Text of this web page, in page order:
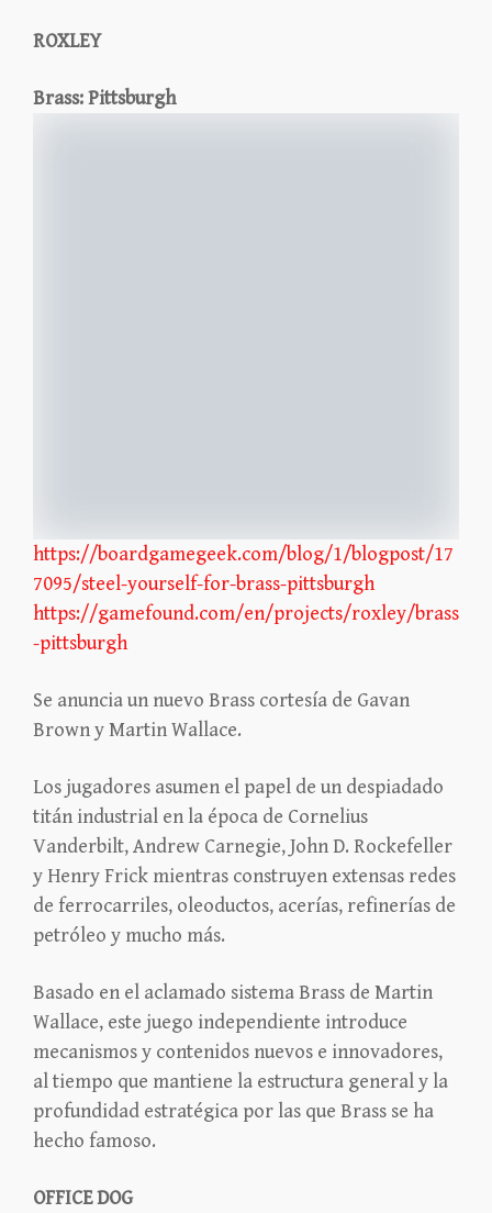
ROXLEY
Brass: Pittsburgh
https://boardgamegeek.com/blog/1/blogpost/17
7095/steel-yourself-for-brass-pittsburgh
https://gamefound.com/en/projects/roxley/brass
-pittsburgh
Se anuncia un nuevo Brass cortesía de Gavan
Brown y Martin Wallace.
Los jugadores asumen el papel de un despiadado
titán industrial en la época de Cornelius
Vanderbilt, Andrew Carnegie, John D. Rockefeller
y Henry Frick mientras construyen extensas redes
de ferrocarriles, oleoductos, acerías, refinerías de
petróleo y mucho más.
Basado en el aclamado sistema Brass de Martin
Wallace, este juego independiente introduce
mecanismos y contenidos nuevos e innovadores,
al tiempo que mantiene la estructura general y la
profundidad estratégica por las que Brass se ha
hecho famoso.
OFFICE DOG